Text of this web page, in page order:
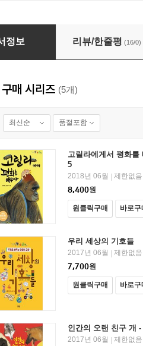
흘러 어디로 가니?
정보 리뷰/한줄평 (16/0)
매 시리즈 (5개)
최신순 품절포함
고릴라에게서 평화
5
2018년 06월
제한없음
8,400원
원클릭구매 바로구
우리 세상의 기호들
2017년 06월
제한없음
7,700원
원클릭구매 바로구
인간의 오랜 친구 개
2017년 06월
제한없음